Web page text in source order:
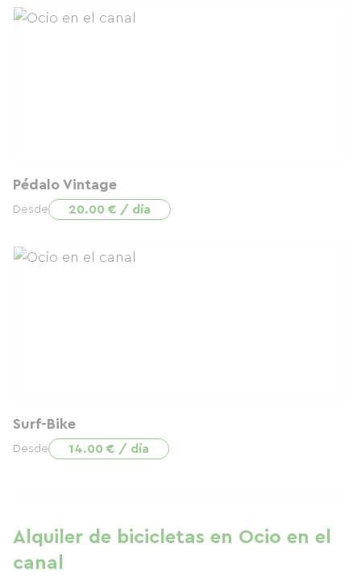
Pédalo Vintage
Desde 20.00 € / día
Surf-Bike
Desde 14.00 € / día
Alquiler de bicicletas en Ocio en el
canal